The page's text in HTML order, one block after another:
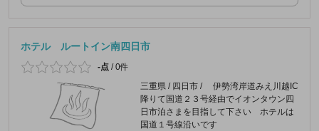
ホテル ルートイン南四日市
-点 /0件
三重県 / 四日市 / 伊勢湾岸道みえ川越IC
降りて国道２３号経由でイオンタウン四
日市泊さまを目指して下さい ホテルは
国道１号線沿いです